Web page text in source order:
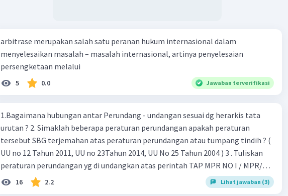
arbitrase merupakan salah satu peranan hukum internasional dalam
menyelesaikan masalah – masalah internasional, artinya penyelesaian
persengketaan melalui
5 0.0 Jawaban terverifikasi
1.Bagaimana hubungan antar Perundang - undangan sesuai dg herarkis tata
urutan ? 2. Simaklah beberapa peraturan perundangan apakah peraturan
tersebut SBG terjemahan atas peraturan perundangan atau tumpang tindih ? (
UU no 12 Tahun 2011, UU no 23Tahun 2014, UU No 25 Tahun 2004 ) 3 . Tuliskan
peraturan perundangan yg di undangkan atas perintah TAP MPR NO I / MPR/
2003 4.sebutkan produk UU atas perintah UUD NRI Tahun 1945 ( pasal18, pasal
22, pasal 23, Pasal 26 , Pasal 27,pasal ,pasal 28, pasal 29, pasal 30 ,pasal 31 dan
16 2.2 Lihat jawaban (3)